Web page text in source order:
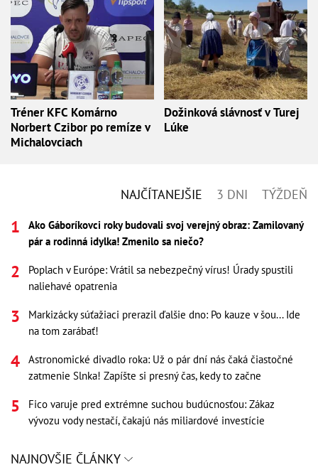
Tréner KFC Komárno
Norbert Czibor po remíze v
Michalovciach
Dožinková slávnosť v Turej
Lúke
NAJČÍTANEJŠIE 3 DNI TÝŽDEŇ
Ako Gáboríkovci roky budovali svoj verejný obraz: Zamilovaný
pár a rodinná idylka! Zmenilo sa niečo?
Poplach v Európe: Vrátil sa nebezpečný vírus! Úrady spustili
naliehavé opatrenia
Markizácky súťažiaci prerazil ďalšie dno: Po kauze v šou... Ide
na tom zarábať!
Astronomické divadlo roka: Už o pár dní nás čaká čiastočné
zatmenie Slnka! Zapíšte si presný čas, kedy to začne
Fico varuje pred extrémne suchou budúcnosťou: Zákaz
vývozu vody nestačí, čakajú nás miliardové investície
NAJNOVŠIE ČLÁNKY